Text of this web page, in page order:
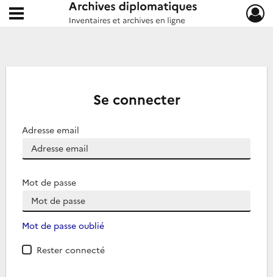
Archives diplomatiques
Ouvrir le menu déroulant
Se connecter
Adresse email
Mot de passe
Mot de passe oublié
Rester connecté